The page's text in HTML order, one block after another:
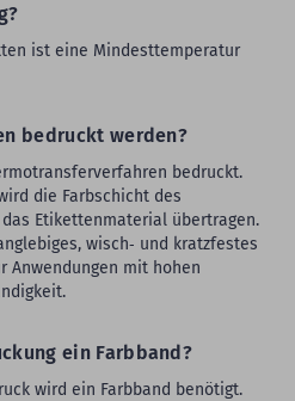
ist eine Mindesttemperatur
bedruckt werden?
bedruckt.
die Farbschicht des
Etikettenmaterial übertragen.
wisch‑ und kratzfestes
Anwendungen mit hohen
ein Farbband?
wird ein Farbband benötigt.